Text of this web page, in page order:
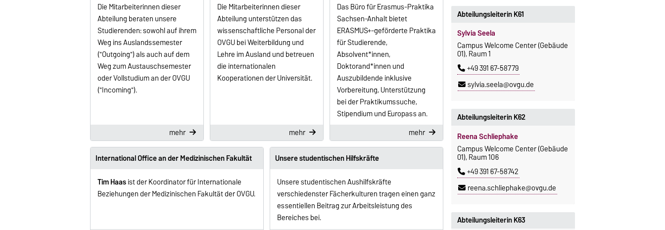
Die Mitarbeiterinnen dieser
Abteilung beraten unsere
Studierenden: sowohl auf ihrem
Weg ins Auslandssemester
("Outgoing") als auch auf dem
Weg zum Austauschsemester
oder Vollstudium an der OVGU
("Incoming").
mehr
Die Mitarbeiterinnen dieser
Abteilung unterstützen das
wissenschaftliche Personal der
OVGU bei Weiterbildung und
Lehre im Ausland und betreuen
die internationalen
Kooperationen der Universität.
mehr
Das Büro für Erasmus-Praktika
Sachsen-Anhalt bietet
ERASMUS+-geförderte Praktika
für Studierende,
Absolvent*innen,
Doktorand*innen und
Auszubildende inklusive
Vorbereitung, Unterstützung
bei der Praktikumssuche,
Stipendium und Europass an.
mehr
International Office an der Medizinischen Fakultät
Tim Haasist der Koordinator für Internationale
Beziehungen der Medizinischen Fakultät der OVGU.
Unsere studentischen Hilfskräfte
Unsere studentischen Aushilfskräfte
verschiedenster Fächerkulturen tragen einen ganz
essentiellen Beitrag zur Arbeitsleistung des
Bereiches bei.
Abteilungsleiterin K61
Sylvia Seela
Campus Welcome Center (Gebäude
01), Raum 1
+49 391 67-58779
sylvia.seela@ovgu.de
Abteilungsleiterin K62
Reena Schliephake
Campus Welcome Center (Gebäude
01), Raum 106
+49 391 67-58742
reena.schliephake@ovgu.de
Abteilungsleiterin K63